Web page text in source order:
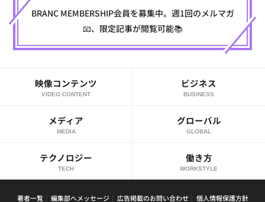
BRANC MEMBERSHIP会員を募集中。週1回のメルマガ
📧、限定記事が閲覧可能📚
映像コンテンツ
VIDEO CONTENT
ビジネス
BUSINESS
メディア
MEDIA
グローバル
GLOBAL
テクノロジー
TECH
働き方
WORKSTYLE
著者一覧 編集部へメッセージ 広告掲載のお問い合わせ 個人情報保護方針